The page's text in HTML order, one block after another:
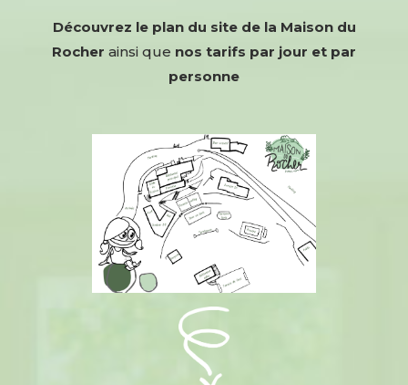
Découvrez le plan du site de la Maison du
Rocher ainsi que nos tarifs par jour et par
personne